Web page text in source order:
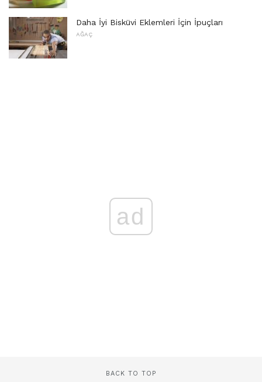
Daha İyi Bisküvi Eklemleri İçin İpuçları
AĞAÇ
ad
BACK TO TOP